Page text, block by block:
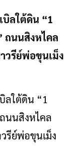
บิลใต้ดิน “1
ถนนสิงหไคล
รีย์พ่อขุนเม็ง
ลใต้ดิน “1
นนสิงหไคล
รีย์พ่อขุนเม็ง